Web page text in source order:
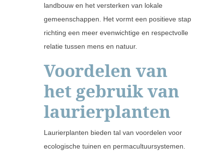
landbouw en het versterken van lokale
gemeenschappen. Het vormt een positieve stap
richting een meer evenwichtige en respectvolle
relatie tussen mens en natuur.
Voordelen van
het gebruik van
laurierplanten
Laurierplanten bieden tal van voordelen voor
ecologische tuinen en permacultuursystemen.